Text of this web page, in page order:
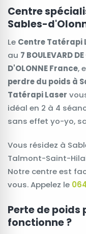
Centre
Sables-
Le Centre Tatérapi
au 7 BOULEVARD
D'OLONNE France,
perdre du poids à
Tatérapi Laser
idéal en 2 à 4
sans effet yo-yo,
Vous résidez à
Talmont-Saint-
Notre centre est
vous. Appelez le
Perte de poids
fonctionne ?